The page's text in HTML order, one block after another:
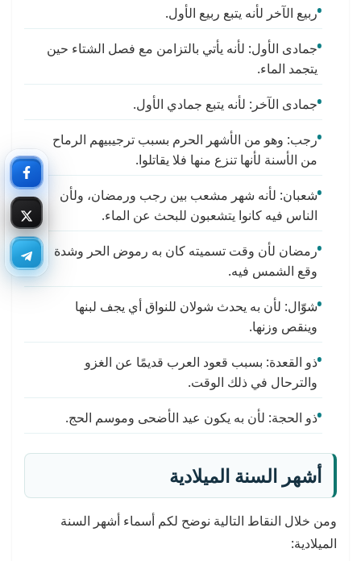
ربيع الآخر لأنه يتبع ربيع الأول.
جمادى الأول: لأنه يأتي بالتزامن مع فصل الشتاء حين
يتجمد الماء.
جمادى الآخر: لأنه يتبع جمادي الأول.
رجب: وهو من الأشهر الحرم بسبب ترجيبيهم الرماح
من الأسنة لأنها تنزع منها فلا يقاتلوا.
شعبان: لأنه شهر مشعب بين رجب ورمضان، ولأن
الناس فيه كانوا يتشعبون للبحث عن الماء.
رمضان لأن وقت تسميته كان به رموض الحر وشدة
وقع الشمس فيه.
شوّال: لأن به يحدث شولان للنواق أي يجف لبنها
وينقص وزنها.
ذو القعدة: بسبب قعود العرب قديمًا عن الغزو
والترحال في ذلك الوقت.
ذو الحجة: لأن به يكون عيد الأضحى وموسم الحج.
أشهر السنة الميلادية
ومن خلال النقاط التالية نوضح لكم أسماء أشهر السنة
الميلادية: